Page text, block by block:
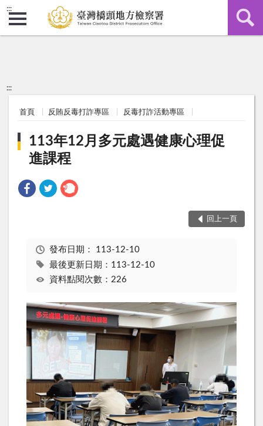
:::
:::
首頁 反賄反毒打詐專區 反毒打詐活動專區
113年12月多元處遇健康心理促
進課程
回上一頁
發布日期： 113-12-10
最後更新日期：113-12-10
資料點閱次數：226